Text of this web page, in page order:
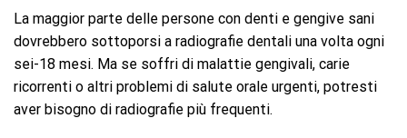
La maggior parte delle persone con denti e gengive sani
dovrebbero sottoporsi a radiografie dentali una volta ogni
sei-18 mesi. Ma se soffri di malattie gengivali, carie
ricorrenti o altri problemi di salute orale urgenti, potresti
aver bisogno di radiografie più frequenti.